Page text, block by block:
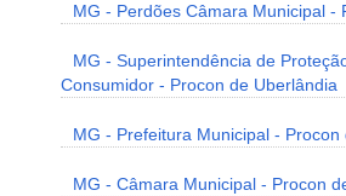
MG - Perdões Câmara Municipal -
MG - Superintendência de
Consumidor - Procon de Uberlândia
MG - Prefeitura Municipal -
MG - Câmara Municipal - Procon